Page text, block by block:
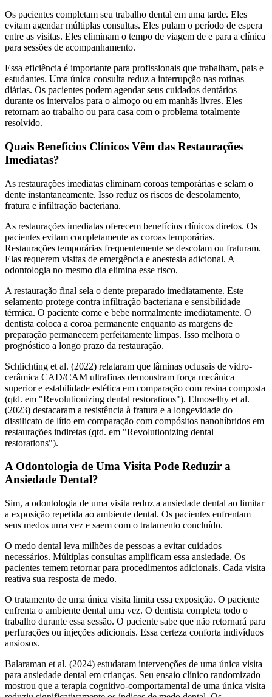
Os pacientes completam seu trabalho dental em uma tarde. Eles
evitam agendar múltiplas consultas. Eles pulam o período de espera
entre as visitas. Eles eliminam o tempo de viagem de e para a clínica
para sessões de acompanhamento.
Essa eficiência é importante para profissionais que trabalham, pais e
estudantes. Uma única consulta reduz a interrupção nas rotinas
diárias. Os pacientes podem agendar seus cuidados dentários
durante os intervalos para o almoço ou em manhãs livres. Eles
retornam ao trabalho ou para casa com o problema totalmente
resolvido.
Quais Benefícios Clínicos Vêm das Restaurações
Imediatas?
As restaurações imediatas eliminam coroas temporárias e selam o
dente instantaneamente. Isso reduz os riscos de descolamento,
fratura e infiltração bacteriana.
As restaurações imediatas oferecem benefícios clínicos diretos. Os
pacientes evitam completamente as coroas temporárias.
Restaurações temporárias frequentemente se descolam ou fraturam.
Elas requerem visitas de emergência e anestesia adicional. A
odontologia no mesmo dia elimina esse risco.
A restauração final sela o dente preparado imediatamente. Este
selamento protege contra infiltração bacteriana e sensibilidade
térmica. O paciente come e bebe normalmente imediatamente. O
dentista coloca a coroa permanente enquanto as margens de
preparação permanecem perfeitamente limpas. Isso melhora o
prognóstico a longo prazo da restauração.
Schlichting et al. (2022) relataram que lâminas oclusais de vidro-
cerâmica CAD/CAM ultrafinas demonstram força mecânica
superior e estabilidade estética em comparação com resina composta
(qtd. em "Revolutionizing dental restorations"). Elmoselhy et al.
(2023) destacaram a resistência à fratura e a longevidade do
dissilicato de lítio em comparação com compósitos nanohíbridos em
restaurações indiretas (qtd. em "Revolutionizing dental
restorations").
A Odontologia de Uma Visita Pode Reduzir a
Ansiedade Dental?
Sim, a odontologia de uma visita reduz a ansiedade dental ao limitar
a exposição repetida ao ambiente dental. Os pacientes enfrentam
seus medos uma vez e saem com o tratamento concluído.
O medo dental leva milhões de pessoas a evitar cuidados
necessários. Múltiplas consultas amplificam essa ansiedade. Os
pacientes temem retornar para procedimentos adicionais. Cada visita
reativa sua resposta de medo.
O tratamento de uma única visita limita essa exposição. O paciente
enfrenta o ambiente dental uma vez. O dentista completa todo o
trabalho durante essa sessão. O paciente sabe que não retornará para
perfurações ou injeções adicionais. Essa certeza conforta indivíduos
ansiosos.
Balaraman et al. (2024) estudaram intervenções de uma única visita
para ansiedade dental em crianças. Seu ensaio clínico randomizado
mostrou que a terapia cognitivo-comportamental de uma única visita